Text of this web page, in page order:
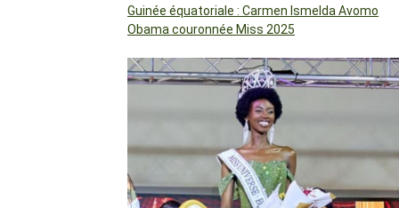
Guinée équatoriale : Carmen Ismelda Avomo
Obama couronnée Miss 2025